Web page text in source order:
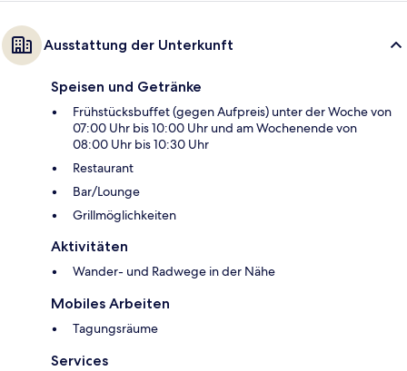
Ausstattung der Unterkunft
Speisen und Getränke
Frühstücksbuffet (gegen Aufpreis) unter der Woche von
07:00 Uhr bis 10:00 Uhr und am Wochenende von
08:00 Uhr bis 10:30 Uhr
Restaurant
Bar/Lounge
Grillmöglichkeiten
Aktivitäten
Wander- und Radwege in der Nähe
Mobiles Arbeiten
Tagungsräume
Services